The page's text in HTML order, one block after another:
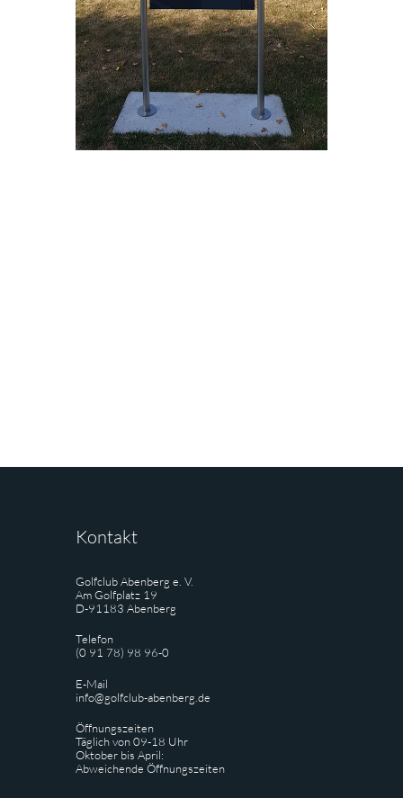
Kontakt
Golfclub Abenberg e. V.
Am Golfplatz 19
D-91183 Abenberg
Telefon
(0 91 78) 98 96-0
E-Mail
info@golfclub-abenberg.de
Öffnungszeiten
Täglich von 09-18 Uhr
Oktober bis April:
Abweichende Öffnungszeiten